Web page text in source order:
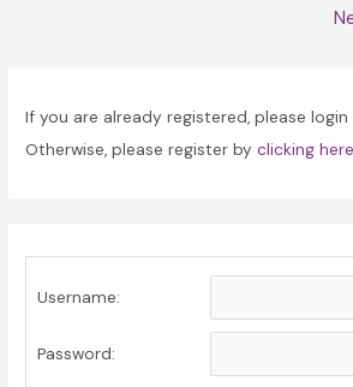
If you are already registered, please login
Otherwise, please register byclicking here
Username:
Password: